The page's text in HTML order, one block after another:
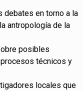
debates en torno a la
antropología de la
posibles
técnicos y
locales que